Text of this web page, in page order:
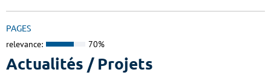
PAGES
relevance: 70%
Actualités / Projets